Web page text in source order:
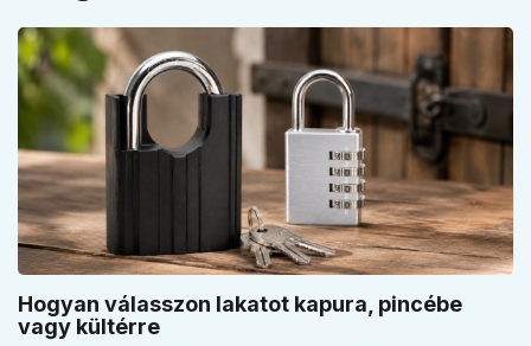
Hogyan válasszon lakatot kapura, pincébe
vagy kültérre